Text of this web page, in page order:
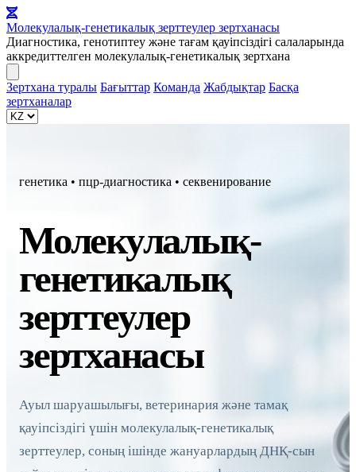
Молекулалық-генетикалық зерттеулер зертханасы
Диагностика, генотиптеу және тағам қауіпсіздігі салаларында
аккредиттелген молекулалық-генетикалық зертхана
Зертхана туралы Бағыттар Команда Жабдықтар Басқа
зертханалар
генетика • пцр-диагностика • секвенирование
Молекулалық-
генетикалық
зерттеулер
зертханасы
Ауыл шаруашылығы, ветеринария және тамақ
қауіпсіздігі үшін молекулалық-генетикалық
зерттеулер, соның ішінде жануарлардың ДНҚ-сын